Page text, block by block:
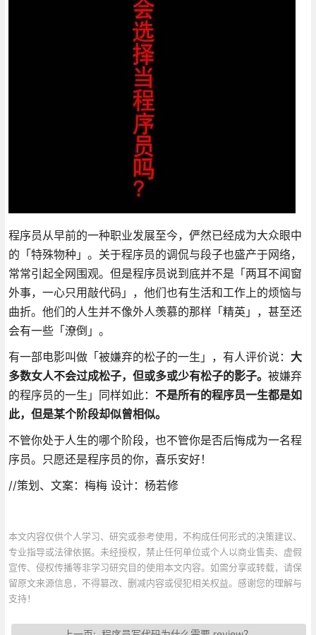
程序员从早前的一种职业发展至今，俨然已经成为大众眼中
的「特殊物种」。关于程序员的调侃与段子也盛产于网络，
常常引起全网围观。但是程序员说到底并不是「两耳不闻窗
外事，一心只用敲代码」，他们也有生活和工作上的烦恼与
曲折。他们的人生并不像外人羡慕的那样「精英」，甚至还
会有一些「潦倒」。
有一部电影叫做「被嫌弃的松子的一生」，有人评价说： 大
多数女人不会过成松子，但或多或少有松子的影子。 被嫌弃
的程序员的一生」同样如此： 不是所有的程序员一生都是如
此，但是某个阶段却似曾相似。
不管你处于人生的哪个阶段，也不管你是否后悔成为一名程
序员。只愿还是程序员的你，喜乐安好！
//策划、文案：梅梅 设计：杨若修
本文内容仅供个人学习、研究或参考使用，不构成任何形式的决策建议、
专业指导或法律依据。未经授权，禁止任何单位或个人以商业售卖、虚假
宣传、侵权传播等非学习研究目的使用本文内容。如需分享或转载，请保
留原文来源信息，不得篡改、删减内容或侵犯相关权益。感谢您的理解与
支持！